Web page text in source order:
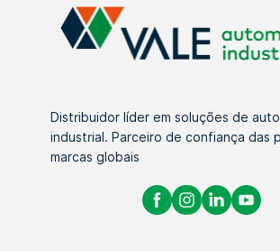
Distribuidor líder em soluções de
industrial. Parceiro de confiança das
marcas globais